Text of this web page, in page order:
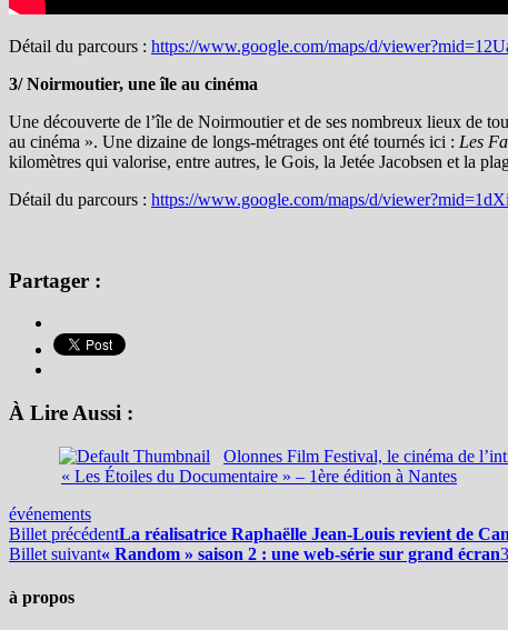
Détail du parcours : https://www.google.com/maps/d/
3/ Noirmoutier, une île au cinéma
Une découverte de l’île de Noirmoutier et de ses nombreux lieux de
au cinéma ». Une dizaine de longs-métrages ont été tournés ici : Les
kilomètres qui valorise, entre autres, le Gois, la Jetée Jacobsen et la
Détail du parcours : https://www.google.com/maps/d/
Partager :
À Lire Aussi :
Olonnes Film Festival, le cinéma de
« Les Étoiles du Documentaire » – 1ère édition à Nantes
événements
Billet précédentLa réalisatrice Raphaëlle Jean-Louis revient de
Billet suivant« Random » saison 2 : une web-série sur grand écran
à propos